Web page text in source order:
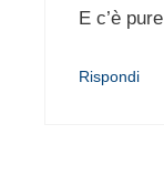
E c’è
Rispondi